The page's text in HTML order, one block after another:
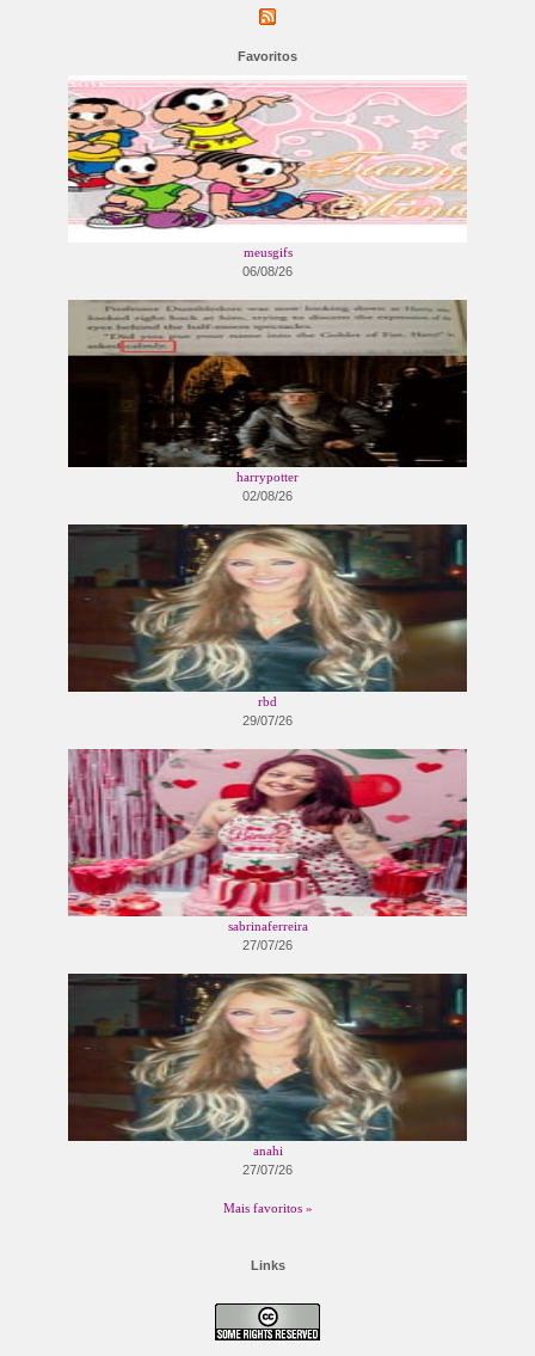
Favoritos
meusgifs
06/08/26
harrypotter
02/08/26
rbd
29/07/26
sabrinaferreira
27/07/26
anahi
27/07/26
Mais favoritos »
Links